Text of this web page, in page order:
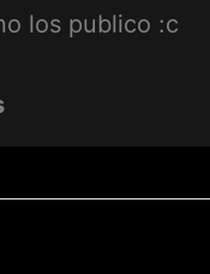
los publico :c